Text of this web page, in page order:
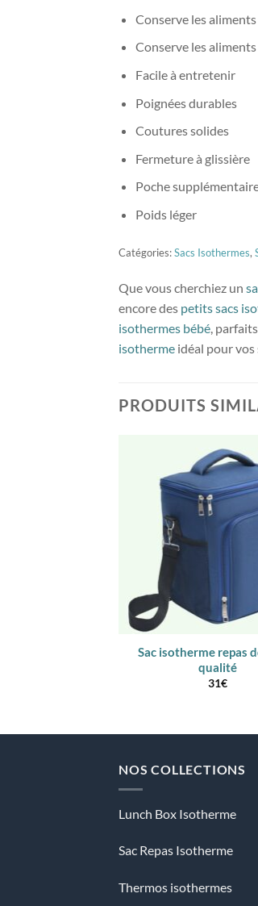
Conserve les
Conserve les
Facile à entretenir
Poignées durables
Coutures solides
Fermeture à glissière
Poche
Poids léger
Catégories:Sacs Isothermes,
Que vous cherchiez un
encore des petits sacs
isothermes bébé,
isotherme idéal pour vos
PRODUITS
Sac isotherme repas
qualité
31€
NOS COLLECTIONS
Lunch Box Isotherme
Sac Repas Isotherme
Thermos isothermes